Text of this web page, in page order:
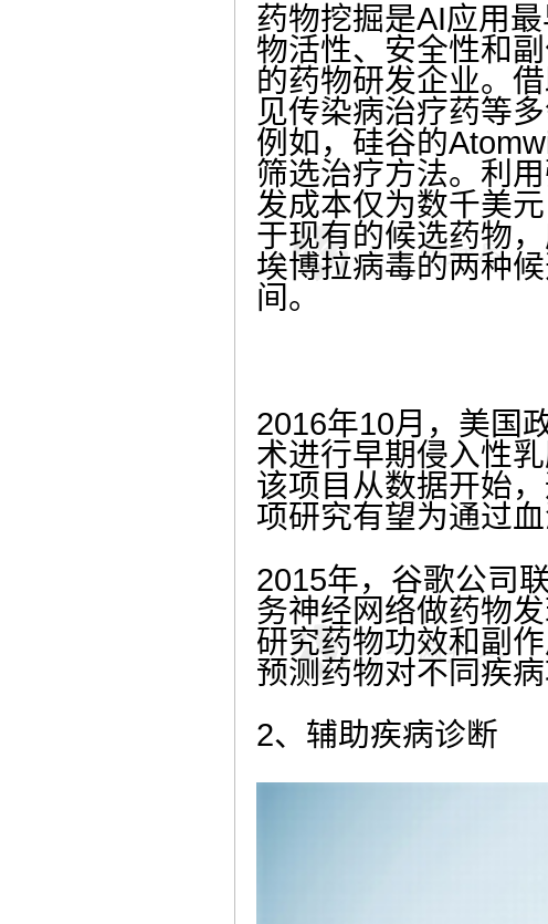
药物挖掘是AI应用最
物活性、安全性和
的药物研发企业。
见传染病治疗药等
例如，硅谷的
筛选治疗方法。利
发成本仅为数千美
于现有的候选药物
埃博拉病毒的两种
间。
2016年10月，美国
术进行早期侵入性
该项目从数据开始
项研究有望为通过
2015年，谷歌公司
务神经网络做药物
研究药物功效和副
预测药物对不同疾
2、辅助疾病诊断